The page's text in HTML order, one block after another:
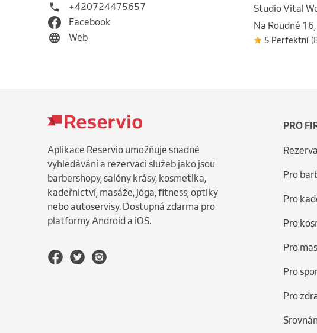
+420724475657
Facebook
Web
Studio Vital
Na Roudné
5 Perfektní
Aplikace Reservio umožňuje snadné
vyhledávání a rezervaci služeb jako jsou
barbershopy, salóny krásy, kosmetika,
kadeřnictví, masáže, jóga, fitness, optiky
nebo autoservisy. Dostupná zdarma pro
platformy Android a iOS.
PRO
Pro
Pro
Pro
Pro
Pro
Pro